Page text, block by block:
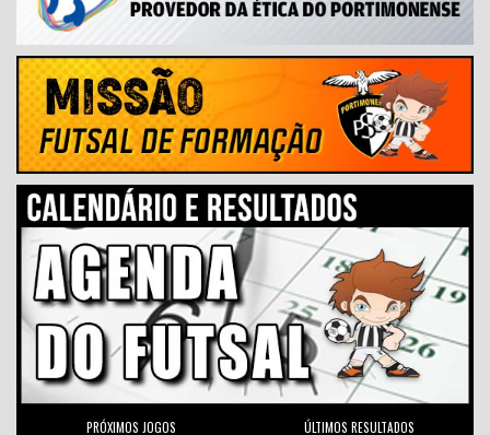
PRÓXIMOS JOGOS ÚLTIMOS RESULTADOS